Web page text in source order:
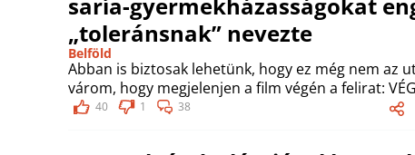
saría-gyermekházasságokat
„toleránsnak” nevezte
Belföld
Abban is biztosak lehetünk, hogy ez még nem az
várom, hogy megjelenjen a film végén a felirat:
40 1 38